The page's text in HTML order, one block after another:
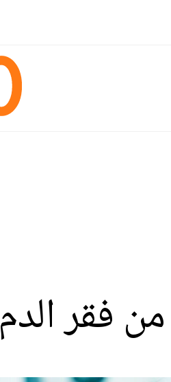
فقر الدم